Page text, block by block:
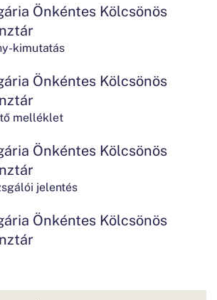
Önkéntes Kölcsönös
kimutatás
Önkéntes Kölcsönös
melléklet
Önkéntes Kölcsönös
jelentés
Önkéntes Kölcsönös